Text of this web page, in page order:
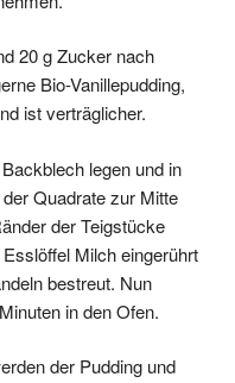
20 g Zucker nach
Bio-Vanillepudding,
ist verträglicher.
legen und in
Quadrate zur Mitte
der Teigstücke
Milch eingerührt
bestreut. Nun
in den Ofen.
der Pudding und